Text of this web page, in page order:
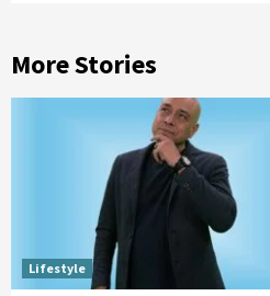
More Stories
Lifestyle